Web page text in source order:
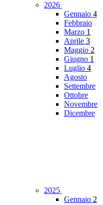
2026
Gennaio 4
Febbraio
Marzo 1
Aprile 3
Maggio 2
Giugno 1
Luglio 4
Agosto
Settembre
Ottobre
Novembre
Dicembre
2025
Gennaio 2